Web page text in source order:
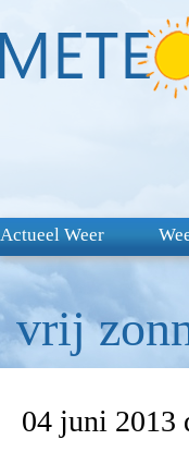
Actueel Weer
vrij
04 juni 2013